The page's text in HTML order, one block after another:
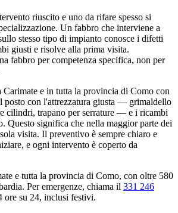
riuscito e uno da rifare spesso si
Un fabbro che interviene a
stesso tipo di impianto conosce i difetti
giusti e risolve alla prima visita.
fabbro per competenza specifica, non per
e in tutta la provincia di Como con
posto con l'attrezzatura giusta — grimaldello
cilindri, trapano per serrature — e i ricambi
Questo significa che nella maggior parte dei
visita. Il preventivo è sempre chiaro e
e ogni intervento è coperto da
e tutta la provincia di Como, con oltre 580
Per emergenze, chiama il 331 246
su 24, inclusi festivi.